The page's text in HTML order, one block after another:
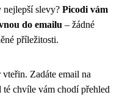
nejlepší slevy? Picodi vám
do emailu – žádné
příležitosti.
Zadáte email na
chvíle vám chodí přehled